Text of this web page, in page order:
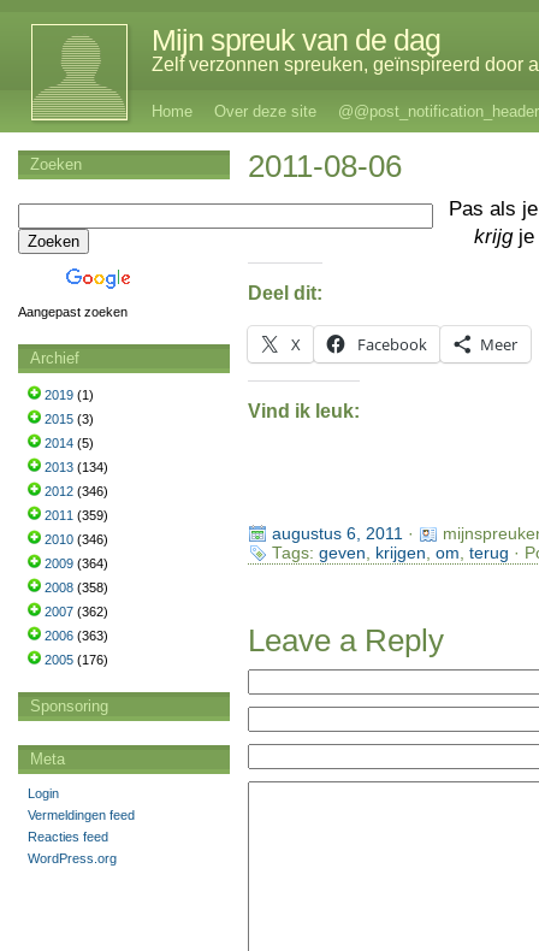
Mijn spreuk van de dag
Zelf verzonnen spreuken, geïnspireerd door
Home Over deze site @@post_notification_header
2011-08-06
Pas als
krijgje
Deel dit:
X Facebook Meer
Vind ik leuk:
augustus 6, 2011 ·
Tags: geven krijgen om terug ·
Leave a Reply
Zoeken
Aangepast zoeken
Archief
2019 (1)
2015 (3)
2014 (5)
2013 (134)
2012 (346)
2011 (359)
2010 (346)
2009 (364)
2008 (358)
2007 (362)
2006 (363)
2005 (176)
Sponsoring
Meta
Login
Vermeldingen feed
Reacties feed
WordPress.org